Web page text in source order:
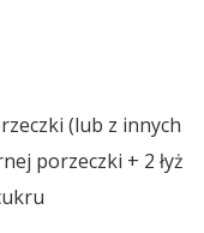
(lub z innych
porzeczki + 2 łyż